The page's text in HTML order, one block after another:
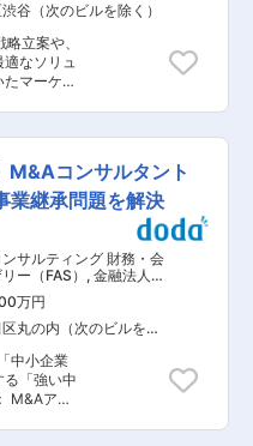
谷（次のビルを除く）
立案や、
なソリュ
マーケテ
戦略 ・コミ
、顧客育
Web接客
ョンの選定
ーケティ
じ業務を
いて習得い
定から導
いきま
品： ・
KARTE
CDP,
Web接
M&Aコンサルタント
継承問題を解決
サルティング 財務・会
ー（FAS） , 金融法人営
ンサルタント
万円
丸の内（次のビルを除
中小企業
「強い中